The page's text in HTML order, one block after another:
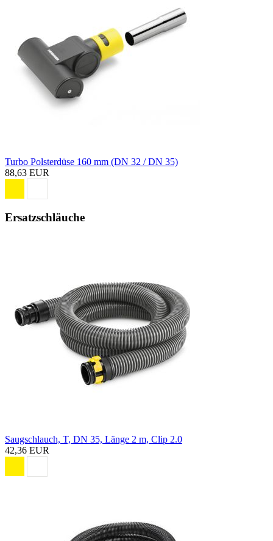
Turbo Polsterdüse 160 mm (DN 32 / DN 35)
88,63 EUR
Ersatzschläuche
Saugschlauch, T, DN 35, Länge 2 m, Clip 2.0
42,36 EUR